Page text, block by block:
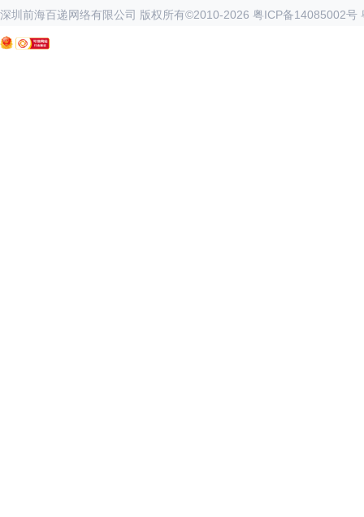
深圳前海百递网络有限公司 版权所有©2010-2026 粤ICP备14085002号